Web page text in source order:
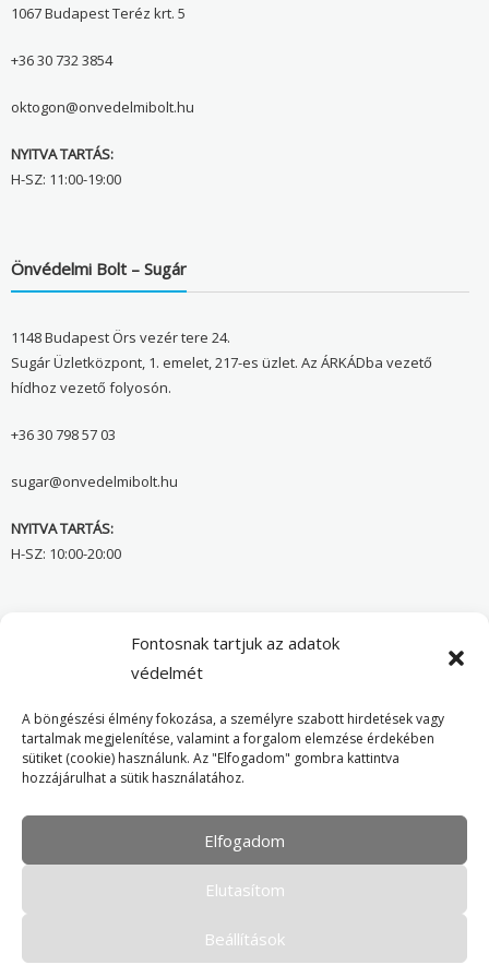
Fontosnak tartjuk az adatok
védelmét
A böngészési élmény fokozása, a személyre szabott hirdetések vagy
tartalmak megjelenítése, valamint a forgalom elemzése érdekében
sütiket (cookie) használunk. Az "Elfogadom" gombra kattintva
hozzájárulhat a sütik használatához.
Elfogadom
Elutasítom
Beállítások
1067 Budapest Teréz krt. 5
+36 30 732 3854
oktogon@onvedelmibolt.hu
NYITVA TARTÁS:
H-SZ: 11:00-19:00
Önvédelmi Bolt – Sugár
1148 Budapest Örs vezér tere 24.
Sugár Üzletközpont, 1. emelet, 217-es üzlet. Az ÁRKÁDba vezető
hídhoz vezető folyosón.
+36 30 798 57 03
sugar@onvedelmibolt.hu
NYITVA TARTÁS:
H-SZ: 10:00-20:00
Adatvédelmi tájékoztató
Cookie Policy
Minden jog fenntartva. © 2016-2026 Tokver Kft.